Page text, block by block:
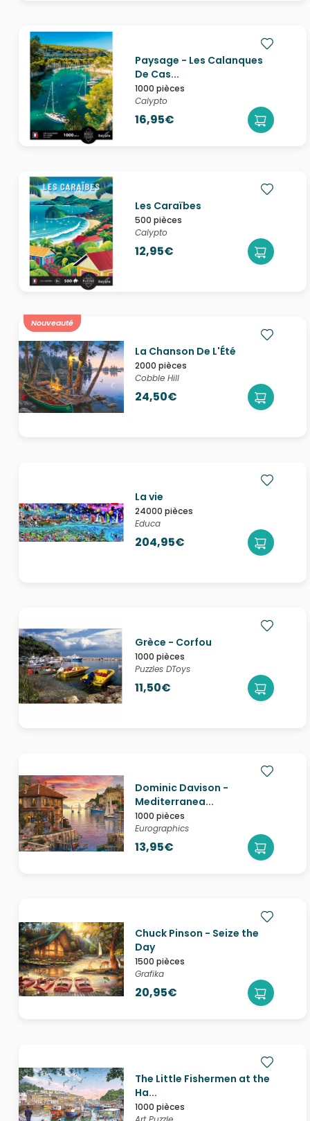
Paysage - Les Calanques
De Cas...
1000 pièces
Calypto
16,95€
Les Caraïbes
500 pièces
Calypto
12,95€
Nouveauté
La Chanson De L'Été
2000 pièces
Cobble Hill
24,50€
La vie
24000 pièces
Educa
204,95€
Grèce - Corfou
1000 pièces
Puzzles DToys
11,50€
Dominic Davison -
Mediterranea...
1000 pièces
Eurographics
13,95€
Chuck Pinson - Seize the
Day
1500 pièces
Grafika
20,95€
The Little Fishermen at the
Ha...
1000 pièces